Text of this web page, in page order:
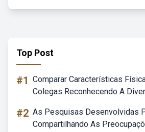
Top Post
#1 Comparar Características
Colegas Reconhecendo A
#2 As Pesquisas Desenvolvidas
Compartilhando As